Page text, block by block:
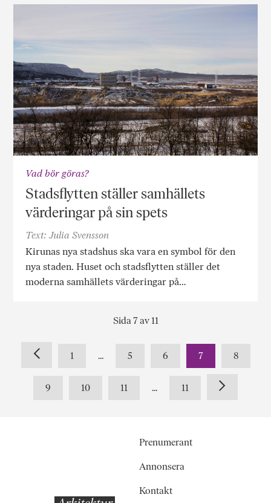
Vad bör göras?
Stadsflytten ställer samhällets
värderingar på sin spets
Text: Julia Svensson
Kirunas nya stadshus ska vara en symbol för den
nya staden. Huset och stadsflytten ställer det
moderna samhällets värderingar på…
Sida 7 av 11
1 ... 5 6 7 8
9 10 11 ... 11
Prenumerant
Annonsera
Kontakt